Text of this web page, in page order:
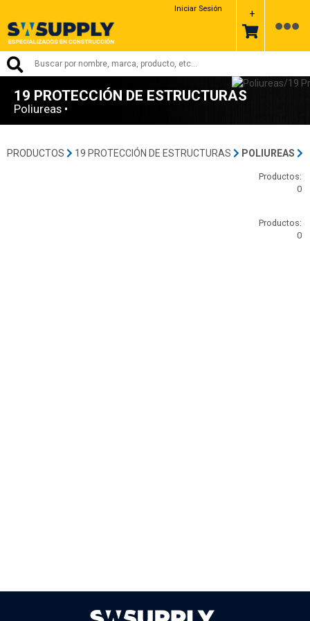
Iniciar Sesión +
19 PROTECCIÓN DE ESTRUCTURAS
Poliureas •
PRODUCTOS 19 PROTECCIÓN DE ESTRUCTURAS POLIUREAS
Productos:
0
Productos:
0